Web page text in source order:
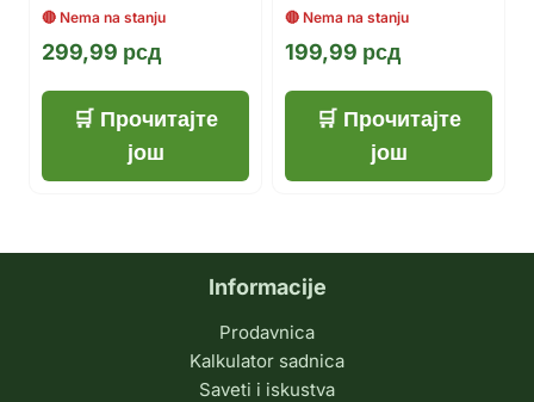
299,99 рсд
Прочитајте
још
199,99 рсд
Прочитајте
још
Informacije
Prodavnica
Kalkulator sadnica
Saveti i iskustva